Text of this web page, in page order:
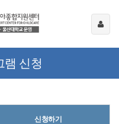
램 신청
신청하기